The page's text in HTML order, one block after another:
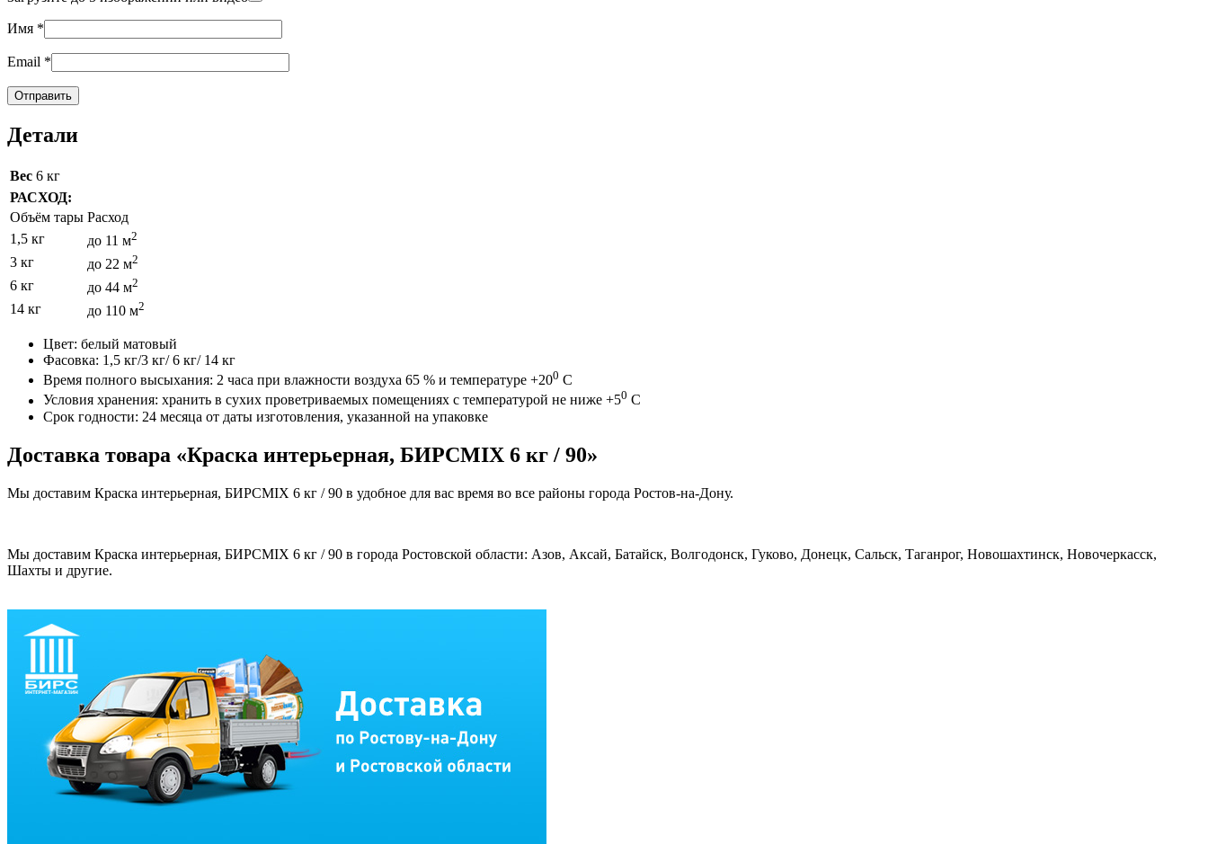
Имя *
Email *
Детали
Вес 6 кг
РАСХОД:
Объём тары Расход
1,5 кг
до 11 м2
3 кг до 22 м2
6 кг до 44 м2
14 кг до 110 м2
Цвет: белый матовый
Фасовка: 1,5 кг/3 кг/ 6 кг/ 14 кг
Время полного высыхания: 2 часа при влажности воздуха 65 % и температуре +200 С
Условия хранения: хранить в сухих проветриваемых помещениях с температурой не ниже +50 С
Срок годности: 24 месяца от даты изготовления, указанной на упаковке
Доставка товара «Краска интерьерная, БИРСMIX 6 кг / 90»
Мы доставим Краска интерьерная, БИРСMIX 6 кг / 90 в удобное для вас время во все районы города Ростов-на-Дону.
Мы доставим Краска интерьерная, БИРСMIX 6 кг / 90 в города Ростовской области: Азов, Аксай, Батайск, Волгодонск, Гуково, Донецк, Сальск, Таганрог, Новошахтинск, Новочеркасск,
Шахты и другие.